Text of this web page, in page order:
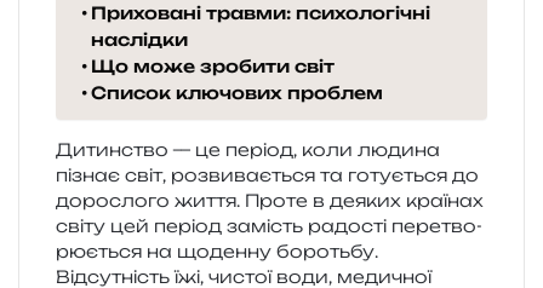
Приховані травми: психологічні
наслідки
Що може зробити світ
Список ключових проблем
Дитинство — це пері­од, коли люди­на
пізнає світ, роз­ви­ва­є­ться та готу­є­ться до
доро­сло­го життя. Проте в деяких кра­ї­нах
світу цей пері­од замість радо­сті пере­тво­
рю­є­ться на щоден­ну бороть­бу.
Відсутність їжі, чистої води, меди­чної